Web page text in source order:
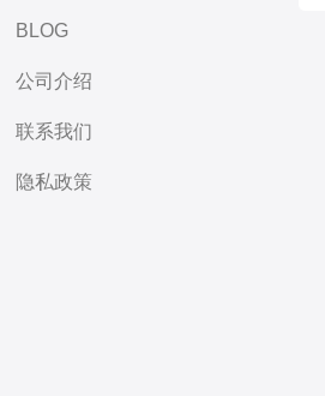
BLOG
公司介绍
联系我们
隐私政策